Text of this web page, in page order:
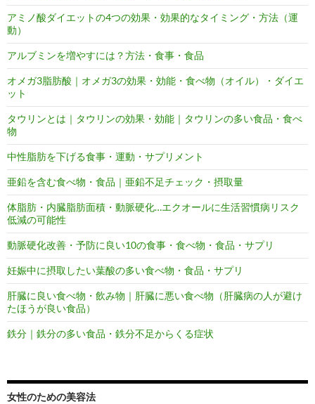
アミノ酸ダイエットの4つの効果・効果的なタイミング・方法（運
動）
アルブミンを増やすには？方法・食事・食品
オメガ3脂肪酸｜オメガ3の効果・効能・食べ物（オイル）・ダイエ
ット
タウリンとは｜タウリンの効果・効能｜タウリンの多い食品・食べ
物
中性脂肪を下げる食事・運動・サプリメント
亜鉛を含む食べ物・食品｜亜鉛不足チェック・摂取量
体脂肪・内臓脂肪面積・動脈硬化…エクオールに生活習慣病リスク
低減の可能性
動脈硬化改善・予防に良い10の食事・食べ物・食品・サプリ
妊娠中に摂取したい葉酸の多い食べ物・食品・サプリ
肝臓に良い食べ物・飲み物｜肝臓に悪い食べ物（肝臓病の人が避け
たほうが良い食品）
鉄分｜鉄分の多い食品・鉄分不足からくる症状
女性のための美容法